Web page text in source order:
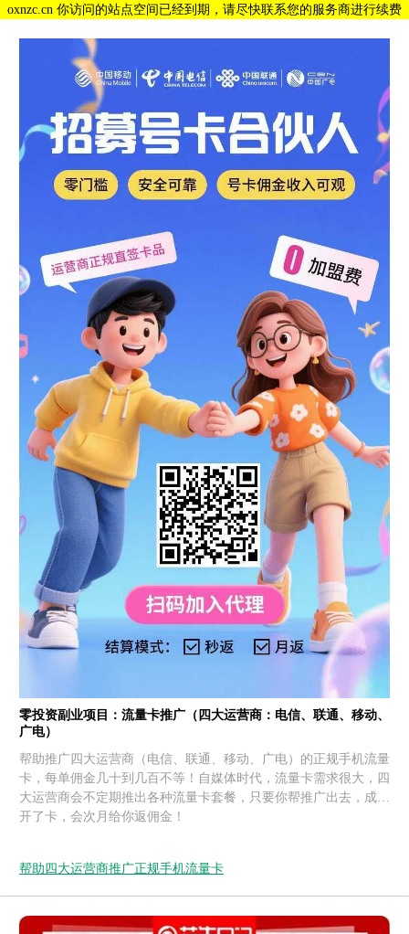
oxnzc.cn 你访问的站点空间已经到期，请尽快联系您的服务商进行续费
零投资副业项目：流量卡推广（四大运营商：电信、联通、移动、
广电）
帮助推广四大运营商（电信、联通、移动、广电）的正规手机流量
卡，每单佣金几十到几百不等！自媒体时代，流量卡需求很大，四
大运营商会不定期推出各种流量卡套餐，只要你帮推广出去，成功
开了卡，会次月给你返佣金！
帮助四大运营商推广正规手机流量卡